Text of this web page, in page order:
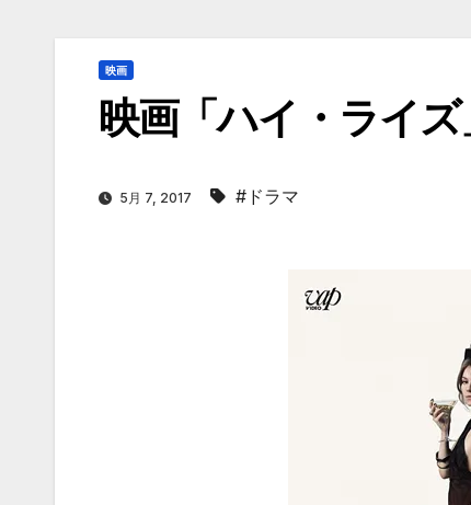
映画
映画「ハイ・ライズ
5月 7, 2017 #ドラマ